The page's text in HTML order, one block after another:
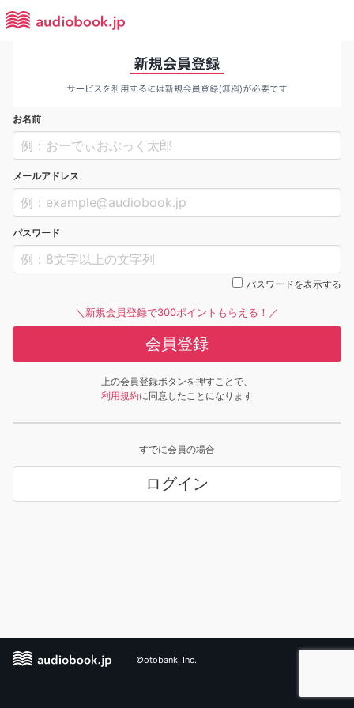
お名前
メールアドレス
パスワード
パスワードを表示する
＼新規会員登録で300ポイントもらえる！／
会員登録
上の会員登録ボタンを押すことで、
利用規約に同意したことになります
すでに会員の場合
ログイン
©otobank, Inc.